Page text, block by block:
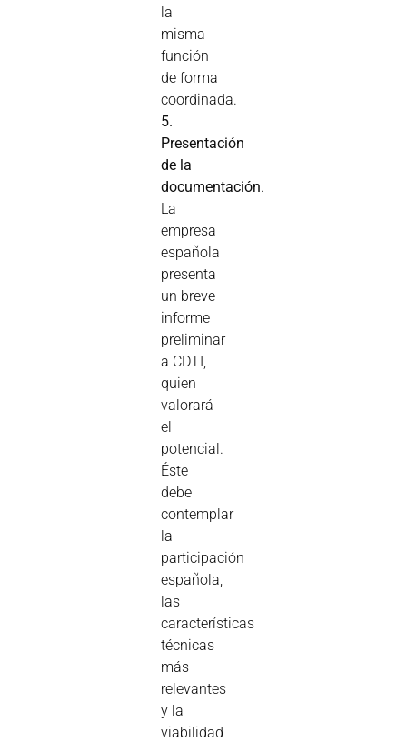
la
misma
función
de forma
coordinada.
5.
Presentación
de la
documentación.
La
empresa
española
presenta
un breve
informe
preliminar
a CDTI,
quien
valorará
el
potencial.
Éste
debe
contemplar
la
participación
española,
las
características
técnicas
más
relevantes
y la
viabilidad